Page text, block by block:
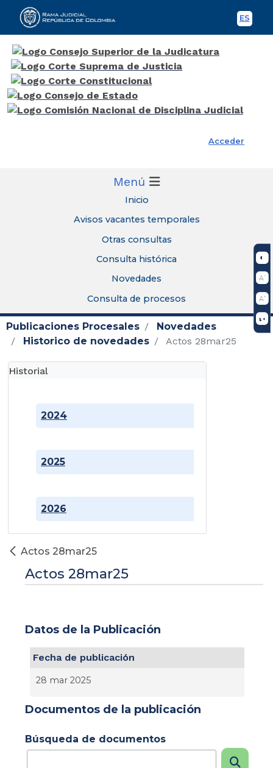
ES
Rama Judicial
Acceder
Menú
Inicio
Avisos vacantes temporales
Otras consultas
Consulta histórica
Novedades
Consulta de procesos
Publicaciones Procesales
Novedades
Historico de novedades
Actos 28mar25
Historial
2024
2025
2026
Actos 28mar25
Actos 28mar25
Datos de la Publicación
Fecha de publicación
28 mar 2025
Documentos de la publicación
Búsqueda de documentos